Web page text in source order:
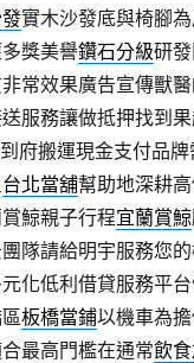
實木沙發底與椅腳
獎美譽鑽石分級研
常效果廣告宣傳獸
服務讓做抵押找到
府搬運現金支付品
台北當舖幫助地深耕
鯨親子行程宜蘭賞鯨
隊請給明宇服務您
化低利借貸服務平
板橋當鋪以機車為
最高門檻在通常飲